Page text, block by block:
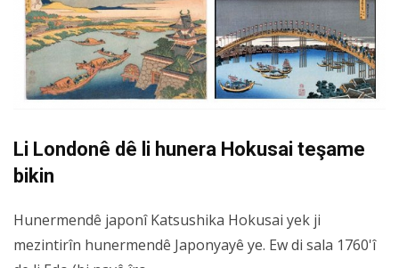
Yenî Parti yekem e, ji
bo DEM Partî hişyarî
ye
Hûmara newî ay
"Bajar"î veciya
ser pêvajoyê mînaka
IRA û FARC'ê da
Li Londonê dê li hunera Hokusai teşame
bikin
Hunermendê japonî Katsushika Hokusai yek ji
mezintirîn hunermendê Japonyayê ye. Ew di sala 1760'î